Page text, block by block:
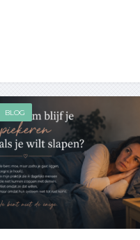
BLOG